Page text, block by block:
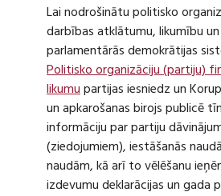
Lai nodrošinātu politisko
darbības atklātumu, likumību
parlamentārās demokrātijas
Politisko organizāciju (partiju)
likumupartijas iesniedz un
un apkarošanas birojs publicē
informāciju par partiju
(ziedojumiem), iestāšanās
naudām, kā arī to vēlēšanu
izdevumu deklarācijas un gada